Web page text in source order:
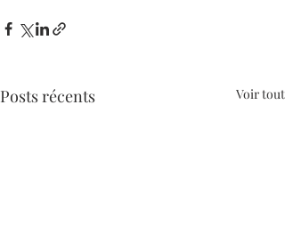
Posts récents Voir tout